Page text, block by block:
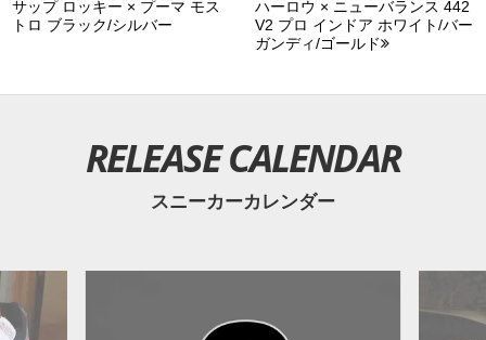
サップ ロッキー × プーマ モス
トロ ブラック/シルバー
ハーロウ × ニューバランス 442
V2 プロ インドア ホワイト/バー
ガンディ/ゴールド
RELEASE CALENDAR
スニーカーカレンダー